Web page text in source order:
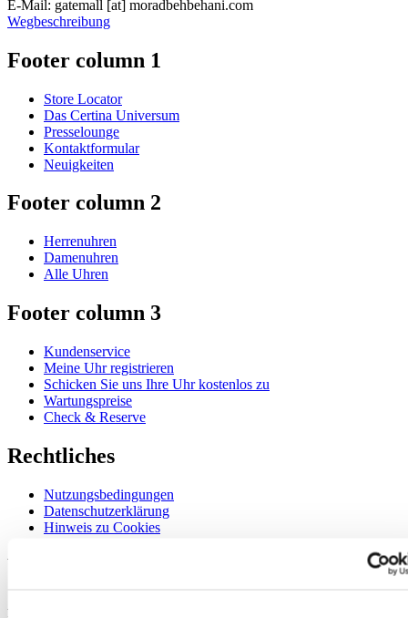
E-Mail: gatemall [at] moradbehbehani.com
Wegbeschreibung
Footer column 1
Store Locator
Das Certina Universum
Presselounge
Kontaktformular
Neuigkeiten
Footer column 2
Herrenuhren
Damenuhren
Alle Uhren
Footer column 3
Kundenservice
Meine Uhr registrieren
Schicken Sie uns Ihre Uhr kostenlos zu
Wartungspreise
Check & Reserve
Rechtliches
Nutzungsbedingungen
Datenschutzerklärung
Hinweis zu Cookies
Willkommen im CERTINA Club